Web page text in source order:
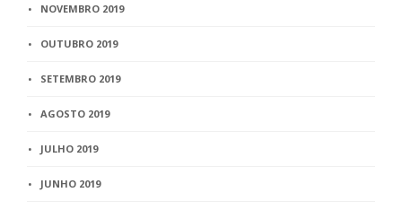
NOVEMBRO 2019
OUTUBRO 2019
SETEMBRO 2019
AGOSTO 2019
JULHO 2019
JUNHO 2019